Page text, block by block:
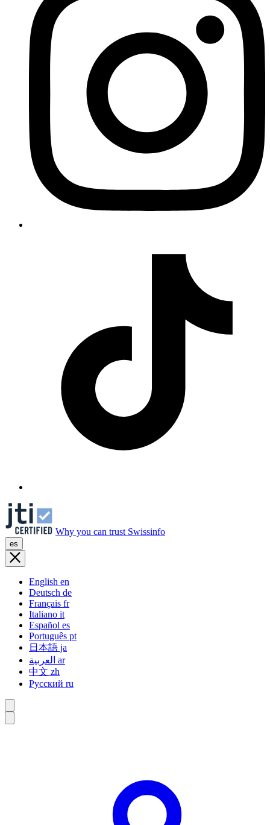
Why you can trust Swissinfo
es
English en
Deutsch de
Français fr
Italiano it
Español es
Português pt
日本語 ja
ar
中文 zh
Русский ru